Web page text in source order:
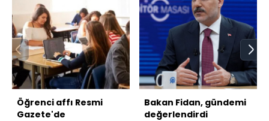
Öğrenci affı Resmi
Gazete'de
Bakan Fidan, gündemi
değerlendirdi